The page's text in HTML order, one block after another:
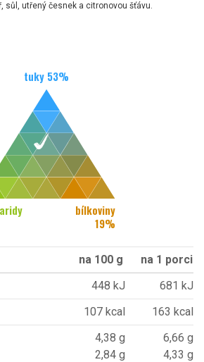
sůl, utřený česnek a citronovou šťávu.
tuky 53%
bílkoviny
19%
na 100 g
na 1 porci
448 kJ
681 kJ
107 kcal
163 kcal
4,38 g
2,84 g
6,66 g
4,33 g